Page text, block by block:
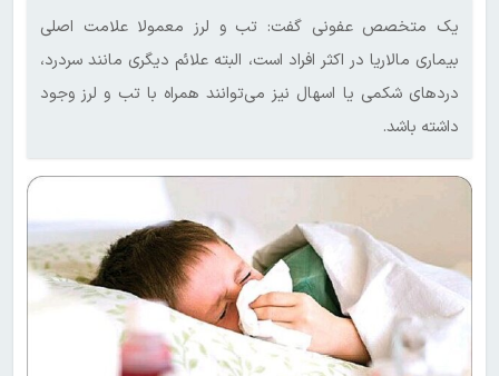
یک متخصص عفونی گفت: تب و لرز معمولا علامت اصلی
بیماری مالاریا در اکثر افراد است، البته علائم دیگری مانند سردرد،
دردهای شکمی یا اسهال نیز می‌توانند همراه با تب و لرز وجود
داشته باشد.